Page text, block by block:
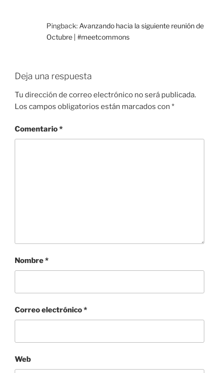
Pingback: Avanzando hacia la siguiente reunión de
Octubre | #meetcommons
Deja una respuesta
Tu dirección de correo electrónico no será publicada.
Los campos obligatorios están marcados con *
Comentario*
Nombre*
Correo electrónico*
Web